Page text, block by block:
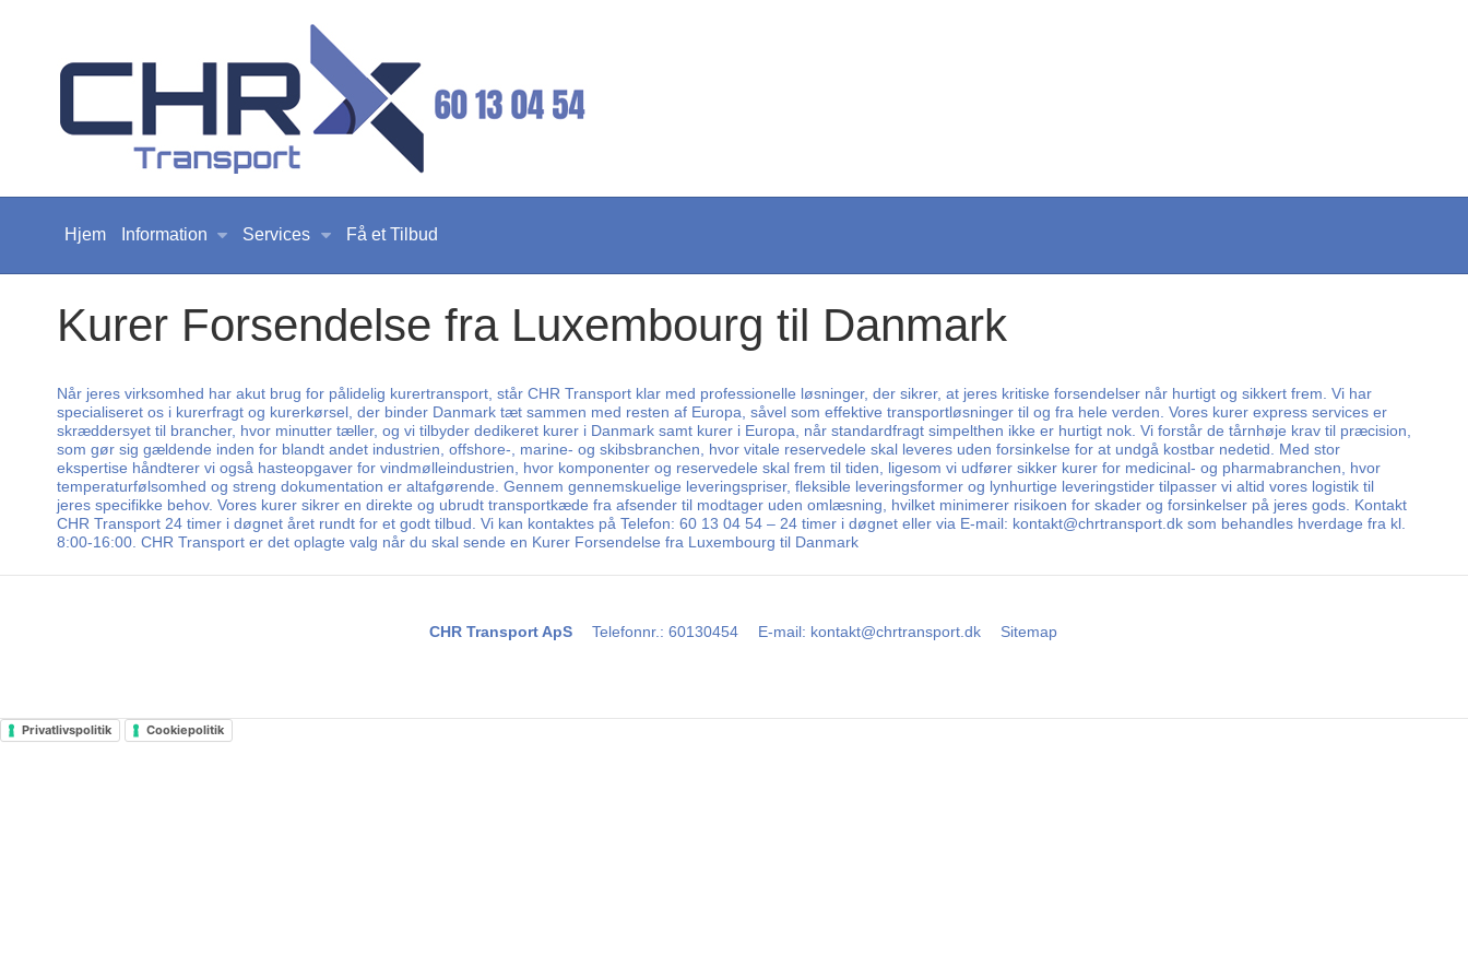
Hjem Information Services Få et Tilbud
Kurer Forsendelse fra Luxembourg til Danmark
Når jeres virksomhed har akut brug for pålidelig kurertransport, står CHR Transport klar med professionelle løsninger, der sikrer, at jeres kritiske forsendelser når hurtigt og sikkert frem. Vi har
specialiseret os i kurerfragt og kurerkørsel, der binder Danmark tæt sammen med resten af Europa, såvel som effektive transportløsninger til og fra hele verden. Vores kurer express services er
skræddersyet til brancher, hvor minutter tæller, og vi tilbyder dedikeret kurer i Danmark samt kurer i Europa, når standardfragt simpelthen ikke er hurtigt nok. Vi forstår de tårnhøje krav til præcision,
som gør sig gældende inden for blandt andet industrien, offshore-, marine- og skibsbranchen, hvor vitale reservedele skal leveres uden forsinkelse for at undgå kostbar nedetid. Med stor
ekspertise håndterer vi også hasteopgaver for vindmølleindustrien, hvor komponenter og reservedele skal frem til tiden, ligesom vi udfører sikker kurer for medicinal- og pharmabranchen, hvor
temperaturfølsomhed og streng dokumentation er altafgørende. Gennem gennemskuelige leveringspriser, fleksible leveringsformer og lynhurtige leveringstider tilpasser vi altid vores logistik til
jeres specifikke behov. Vores kurer sikrer en direkte og ubrudt transportkæde fra afsender til modtager uden omlæsning, hvilket minimerer risikoen for skader og forsinkelser på jeres gods. Kontakt
CHR Transport 24 timer i døgnet året rundt for et godt tilbud. Vi kan kontaktes på Telefon: 60 13 04 54 – 24 timer i døgnet eller via E-mail: kontakt@chrtransport.dk som behandles hverdage fra kl.
8:00-16:00. CHR Transport er det oplagte valg når du skal sende en Kurer Forsendelse fra Luxembourg til Danmark
CHR Transport ApS Telefonnr. : 60130454 E-mail: kontakt@chrtransport.dk Sitemap
Privatlivspolitik Cookiepolitik